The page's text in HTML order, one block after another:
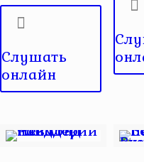
Слушать
онлайн